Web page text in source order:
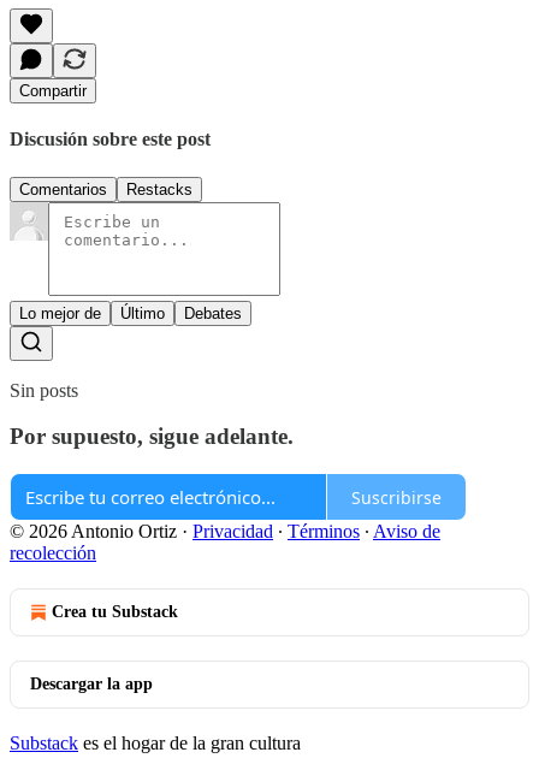
Compartir
Discusión sobre este post
Comentarios Restacks
Lo mejor de Último Debates
Sin posts
Por supuesto, sigue adelante.
Suscribirse
© 2026 Antonio Ortiz · Privacidad ∙ Términos ∙ Aviso de
recolección
Crea tu Substack
Descargar la app
Substack es el hogar de la gran cultura